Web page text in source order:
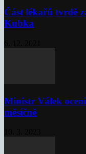
Část lékařů tvrdě
Kubka
Ministr Válek
měsíčně